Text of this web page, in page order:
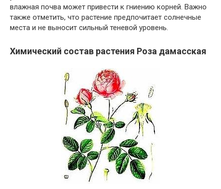
влажная почва может привести к гниению корней. Важно
также отметить, что растение предпочитает солнечные
места и не выносит сильный теневой уровень.
Химический состав растения Роза дамасская